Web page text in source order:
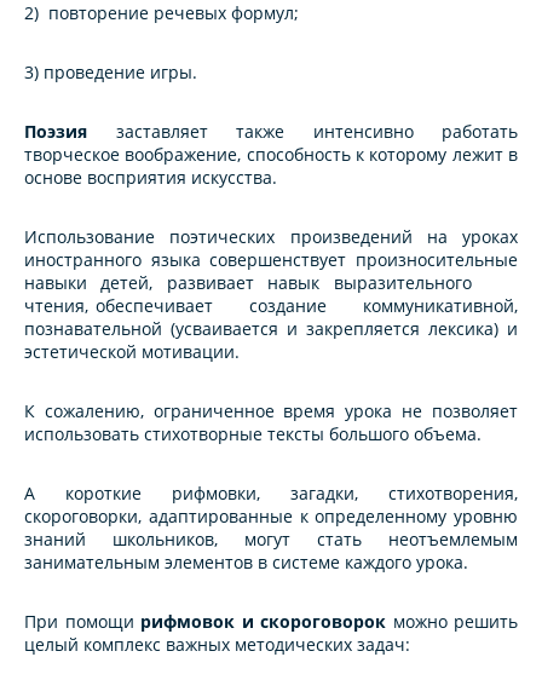
2) повторение речевых формул;
3) проведение игры.
Поэзия заставляет также интенсивно работать
творческое воображение, способность к которому лежит в
основе восприятия искусства.
Использование поэтических произведений на уроках
иностранного языка совершенствует произносительные
навыки детей, развивает навык выразительного
чтения, обеспечивает создание коммуникативной,
познавательной (усваивается и закрепляется лексика) и
эстетической мотивации.
К сожалению, ограниченное время урока не позволяет
использовать стихотворные тексты большого объема.
А короткие рифмовки, загадки, стихотворения,
скороговорки, адаптированные к определенному уровню
знаний школьников, могут стать неотъемлемым
занимательным элементов в системе каждого урока.
При помощи рифмовок и скороговорок можно решить
целый комплекс важных методических задач: